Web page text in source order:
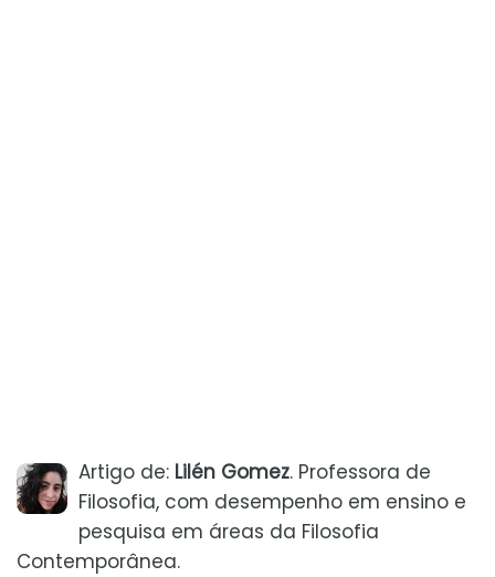
Artigo de: Lilén Gomez. Professora de
Filosofia, com desempenho em ensino e
pesquisa em áreas da Filosofia
Contemporânea.